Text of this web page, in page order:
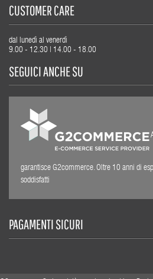
CUSTOMER CARE
dal lunedì al venerdì
9.00 - 12.30 | 14.00 - 18.00
SEGUICI ANCHE SU
garantisce G2commerce. Oltre 10 anni di
soddisfatti
PAGAMENTI SICURI